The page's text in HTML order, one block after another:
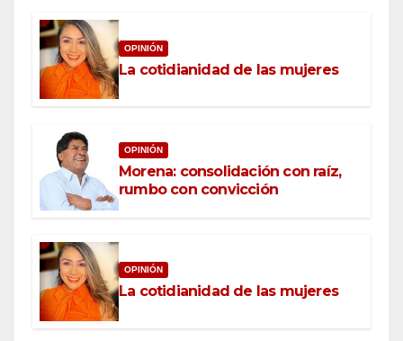
OPINIÓN
La cotidianidad de las mujeres
OPINIÓN
Morena: consolidación con raíz,
rumbo con convicción
OPINIÓN
La cotidianidad de las mujeres